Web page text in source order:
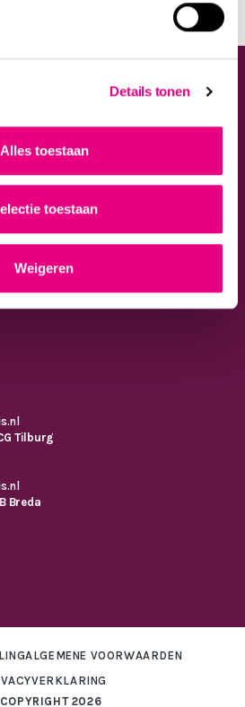
Details tonen
Alles toestaan
toestaan
Weigeren
Sectoren
Zakelijke dienstverlening
Over MA
Tilburg
Breda
ALGEMENE VOORWAARDEN
2026